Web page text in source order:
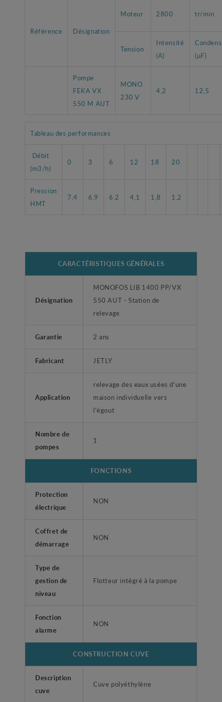
Référence Désignation
Moteur 2800 tr/min
Tension
Intensité
(A)
(µF)
Pompe
FEKA VX
550 M AUT
MONO
230 V
4,2 12,5
Tableau des performances
Débit
(m3/h)
0 3 6 12 18 20
Pression
HMT
7,4 6,9 6,2 4,1 1,8 1,2
CARACTÉRISTIQUES GÉNÉRALES
Désignation
MONOFOS LIB 1400 PP/VX
550 AUT - Station de
relevage
Garantie 2 ans
Fabricant JETLY
Application
relevage des eaux usées d'une
maison individuelle vers
l'égout
Nombre de
pompes
1
FONCTIONS
Protection
électrique
NON
Coffret de
démarrage
NON
Type de
gestion de
niveau
Flotteur intégré à la pompe
Fonction
alarme
NON
CONSTRUCTION CUVE
Description
cuve
Cuve polyéthylène